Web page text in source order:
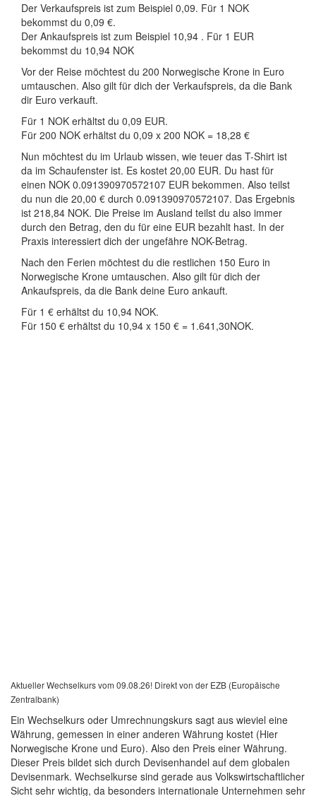
Der Verkaufspreis ist zum Beispiel 0,09. Für 1 NOK
bekommst du 0,09 €.
Der Ankaufspreis ist zum Beispiel 10,94 . Für 1 EUR
bekommst du 10,94 NOK
Vor der Reise möchtest du 200 Norwegische Krone in Euro
umtauschen. Also gilt für dich der Verkaufspreis, da die Bank
dir Euro verkauft.
Für 1 NOK erhältst du 0,09 EUR.
Für 200 NOK erhältst du 0,09 x 200 NOK = 18,28 €
Nun möchtest du im Urlaub wissen, wie teuer das T-Shirt ist
da im Schaufenster ist. Es kostet 20,00 EUR. Du hast für
einen NOK 0.091390970572107 EUR bekommen. Also teilst
du nun die 20,00 € durch 0.091390970572107. Das Ergebnis
ist 218,84 NOK. Die Preise im Ausland teilst du also immer
durch den Betrag, den du für eine EUR bezahlt hast. In der
Praxis interessiert dich der ungefähre NOK-Betrag.
Nach den Ferien möchtest du die restlichen 150 Euro in
Norwegische Krone umtauschen. Also gilt für dich der
Ankaufspreis, da die Bank deine Euro ankauft.
Für 1 € erhältst du 10,94 NOK.
Für 150 € erhältst du 10,94 x 150 € = 1.641,30NOK.
Aktueller Wechselkurs vom 09.08.26! Direkt von der EZB (Europäische
Zentralbank)
Ein Wechselkurs oder Umrechnungskurs sagt aus wieviel eine
Währung, gemessen in einer anderen Währung kostet (Hier
Norwegische Krone und Euro). Also den Preis einer Währung.
Dieser Preis bildet sich durch Devisenhandel auf dem globalen
Devisenmark. Wechselkurse sind gerade aus Volkswirtschaftlicher
Sicht sehr wichtig, da besonders internationale Unternehmen sehr